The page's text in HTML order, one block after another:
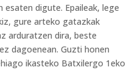
esaten digute. Epaileak, lege
gure arteko gatazkak
arduratzen dira, beste
dagoenean. Guzti honen
ikasteko Batxilergo 1eko